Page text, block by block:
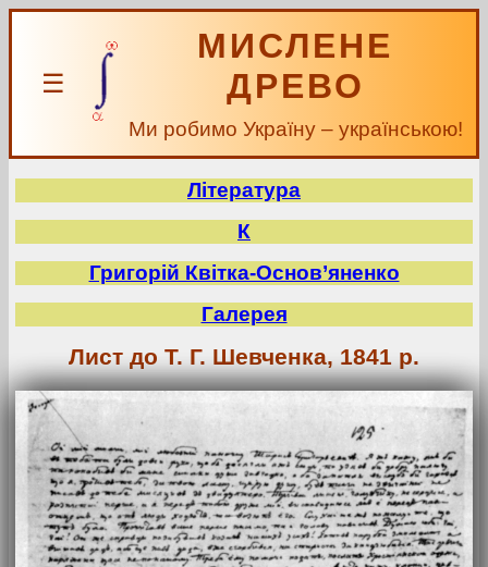
☰
МИСЛЕНЕ
ДРЕВО
Ми робимо Україну – українською!
Література
К
Григорій Квітка-Основ’яненко
Галерея
Лист до Т. Г. Шевченка, 1841 р.